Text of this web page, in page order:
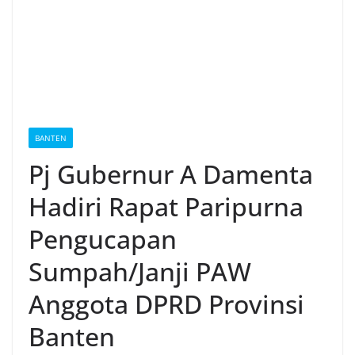
BANTEN
Pj Gubernur A Damenta
Hadiri Rapat Paripurna
Pengucapan
Sumpah/Janji PAW
Anggota DPRD Provinsi
Banten